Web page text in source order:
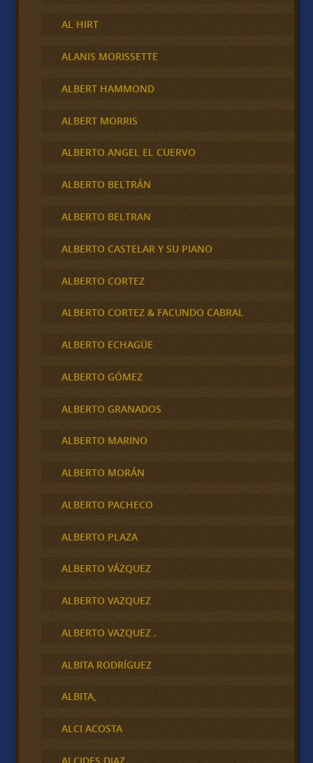
AL HIRT
ALANIS MORISSETTE
ALBERT HAMMOND
ALBERT MORRIS
ALBERTO ANGEL EL CUERVO
ALBERTO BELTRÁN
ALBERTO BELTRAN
ALBERTO CASTELAR Y SU PIANO
ALBERTO CORTEZ
ALBERTO CORTEZ & FACUNDO CABRAL
ALBERTO ECHAGÜE
ALBERTO GÓMEZ
ALBERTO GRANADOS
ALBERTO MARINO
ALBERTO MORÁN
ALBERTO PACHECO
ALBERTO PLAZA
ALBERTO VÁZQUEZ
ALBERTO VAZQUEZ
ALBERTO VAZQUEZ .
ALBITA RODRÍGUEZ
ALBITA,
ALCI ACOSTA